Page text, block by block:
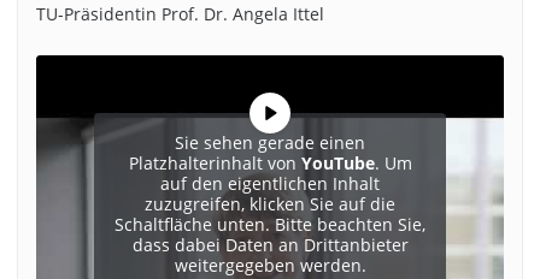
TU-Präsidentin Prof. Dr. Angela Ittel
Sie sehen gerade einen
Platzhalterinhalt von YouTube. Um
auf den eigentlichen Inhalt
zuzugreifen, klicken Sie auf die
Schaltfläche unten. Bitte beachten Sie,
dass dabei Daten an Drittanbieter
weitergegeben werden.